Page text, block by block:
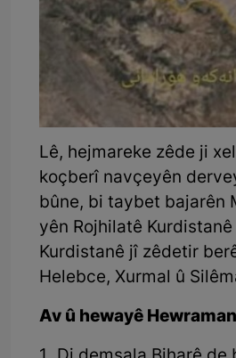
Lê, hejmareke zêde ji
koçberî navçeyên
bûne, bi taybet bajarên
yên Rojhilatê
Kurdistanê jî zêdetir
Helebce, Xurmal û
Av û hewayê